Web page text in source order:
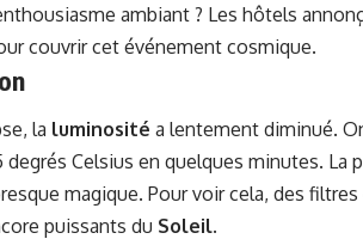
ambiant ? Les hôtels
couvrir cet événement cosmique.
la luminosité a lentement diminué.
Celsius en quelques minutes. La
magique. Pour voir cela, des
puissants du Soleil.